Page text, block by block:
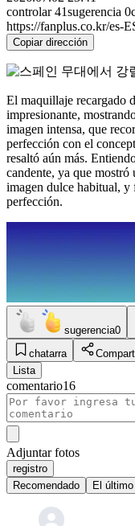
controlar 41sugerencia 0
https://fanplus.co.kr/es-
Copiar dirección
El maquillaje recargado
impresionante,
imagen intensa, que
perfección con el
resaltó aún más.
candente, ya que mostró
imagen dulce habitual, y
perfección.
sugerencia0
chatarra
Lista
comentario16
Adjuntar fotos
registro
Recomendado
El último